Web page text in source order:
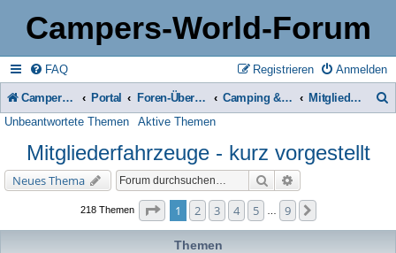
Campers-World-Forum
FAQ Anmelden
Registrieren
Campers-World-Forum Portal Foren-Übersicht Camping & Reise -> Fahrzeuge & Zubehör in der Praxis Mitgliederfahrzeuge - kurz vorgestellt
Unbeantwortete Themen Aktive Themen
Mitgliederfahrzeuge - kurz vorgestellt
Neues Thema Suche
218 Themen Seite von
1 2 3 4 5 9
Themen